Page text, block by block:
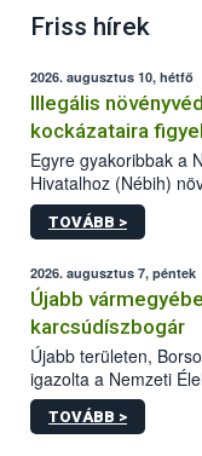
Friss hírek
2026. augusztus 10, hétfő
Illegális
kockázataira
Egyre gyakoribbak a
Hivatalhoz (Nébih)
honlapok kapcsán
termékeket kínáló kéretlen online
összegyűjtötte az
előforduló árulkodó
vásárlás kockázatait.
TOVÁBB >
2026. augusztus 7, péntek
Újabb
karcsúdíszbogár
Újabb területen,
igazolta a Nemzeti
kőrisrontó
kártevőt nem csak
TOVÁBB >